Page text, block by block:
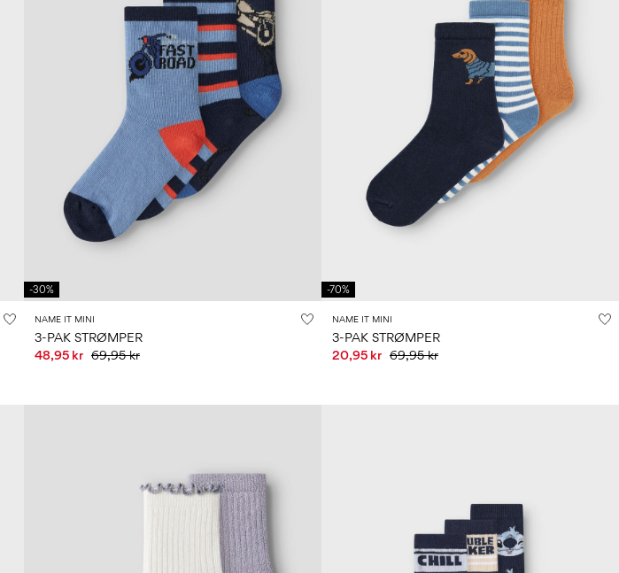
-30%
NAME IT MINI
3-PAK STRØMPER
48,95 kr 69,95 kr
-70%
NAME IT MINI
3-PAK STRØMPER
20,95 kr 69,95 kr